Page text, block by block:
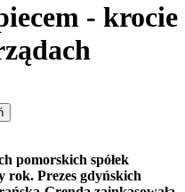
- krocie
pomorskich spółek
rok. Prezes gdyńskich